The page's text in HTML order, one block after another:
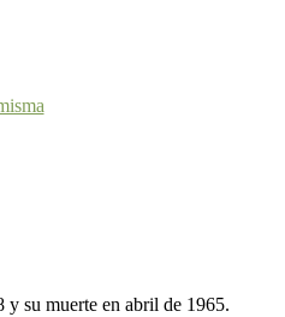
y su muerte en abril de 1965.